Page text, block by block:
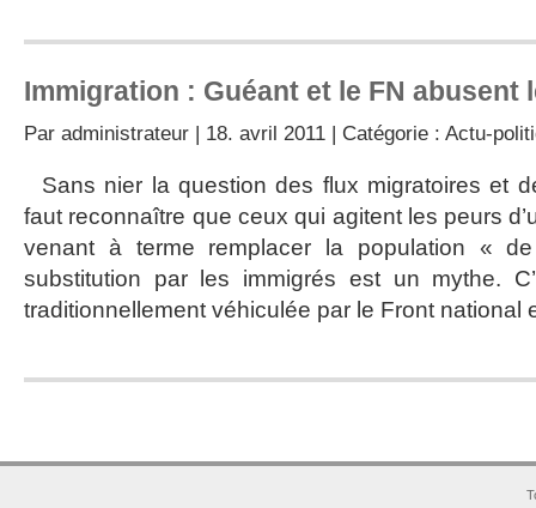
Immigration : Guéant et le FN abusent
Par administrateur | 18. avril 2011 | Catégorie : Actu-
Sans nier la question des flux migratoires et
faut reconnaître que ceux qui agitent les peurs
venant à terme remplacer la population «
substitution par les immigrés est un mythe.
traditionnellement véhiculée par le Front national